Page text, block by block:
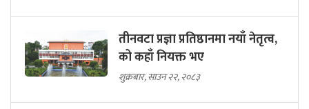
तीनवटा प्रज्ञा प्रतिष्ठानमा नयाँ नेतृत्व,
को कहाँ नियक्त भए
शुक्रबार, साउन २२, २०८३